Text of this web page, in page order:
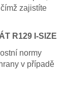
zajistíte
R129 I-SIZE
normy
v případě